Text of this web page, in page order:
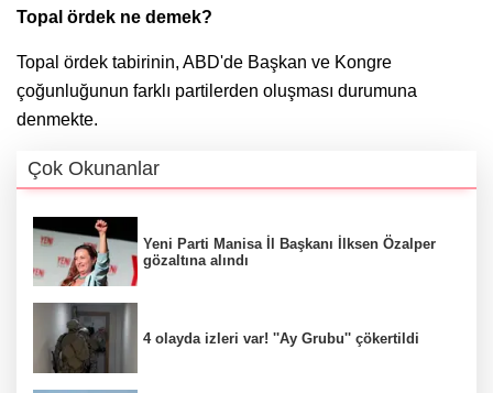
Topal ördek ne demek?
Topal ördek tabirinin, ABD'de Başkan ve Kongre
çoğunluğunun farklı partilerden oluşması durumuna
denmekte.
Çok Okunanlar
Yeni Parti Manisa İl Başkanı İlksen Özalper
gözaltına alındı
4 olayda izleri var! ''Ay Grubu'' çökertildi